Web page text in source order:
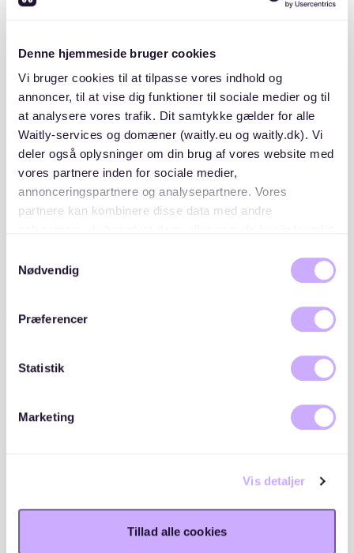
Denne hjemmeside bruger cookies
Vi bruger cookies til at tilpasse vores indhold og
annoncer, til at vise dig funktioner til sociale medier og til
at analysere vores trafik. Dit samtykke gælder for alle
Waitly-services og domæner (waitly.eu og waitly.dk). Vi
deler også oplysninger om din brug af vores website med
vores partnere inden for sociale medier,
annonceringspartnere og analysepartnere. Vores
partnere kan kombinere disse data med andre
cookies, hvis du fortsætter med at anvende vores
Nødvendig
Præferencer
Statistik
Marketing
Vis detaljer
Tillad alle cookies
Beskrivelse